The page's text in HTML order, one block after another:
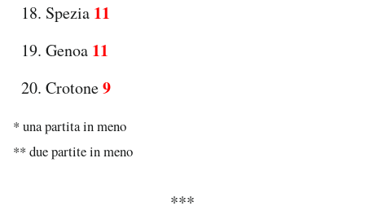
Spezia 11
Genoa 11
Crotone9
* una partita in meno
** due partite in meno
***